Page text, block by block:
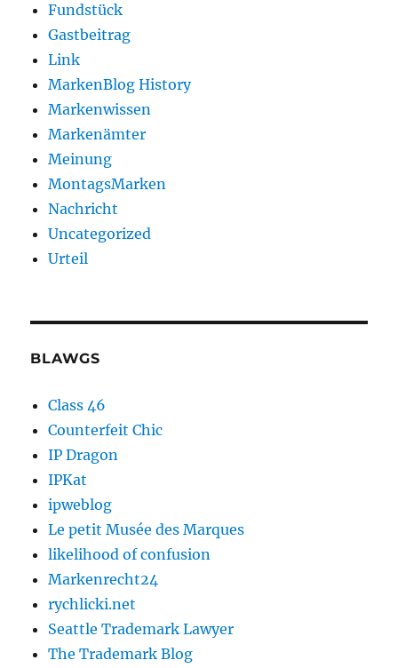
Fundstück
Gastbeitrag
Link
MarkenBlog History
Markenwissen
Markenämter
Meinung
MontagsMarken
Nachricht
Uncategorized
Urteil
BLAWGS
Class 46
Counterfeit Chic
IP Dragon
IPKat
ipweblog
Le petit Musée des Marques
likelihood of confusion
Markenrecht24
rychlicki.net
Seattle Trademark Lawyer
The Trademark Blog